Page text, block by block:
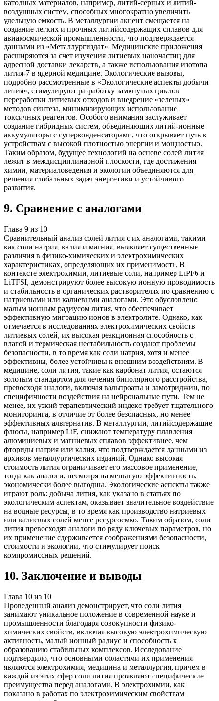
катодных материалов, например, литий-серных и литий-
воздушных систем, способных многократно увеличить
удельную емкость. В металлургии акцент смещается на
создание легких и прочных литийсодержащих сплавов для
авиакосмической промышленности, что подтверждается
данными из «Металлургиздат». Медицинские приложения
расширяются за счет изучения литиевых наночастиц для
адресной доставки лекарств, а также использования изотопа
лития-7 в ядерной медицине. Экологические вызовы,
подробно рассмотренные в «Экологические аспекты добычи
лития», стимулируют разработку замкнутых циклов
переработки литиевых отходов и внедрение «зеленых»
методов синтеза, минимизирующих использование
токсичных реагентов. Особого внимания заслуживает
создание гибридных систем, объединяющих литий-ионные
аккумуляторы с суперконденсаторами, что открывает путь к
устройствам с высокой плотностью энергии и мощностью.
Таким образом, будущее технологий на основе солей лития
лежит в междисциплинарной плоскости, где достижения
химии, материаловедения и экологии объединяются для
решения глобальных задач энергетики и устойчивого
развития.
9. Сравнение с аналогами
Глава 9 из 10
Сравнительный анализ солей лития с их аналогами, такими
как соли натрия, калия и магния, выявляет существенные
различия в физико-химических и электрохимических
характеристиках, определяющих их применимость. В
контексте электрохимии, литиевые соли, например LiPF6 и
LiTFSI, демонстрируют более высокую ионную проводимость
и стабильность в органических растворителях по сравнению с
натриевыми или калиевыми аналогами. Это обусловлено
малым ионным радиусом лития, что обеспечивает
эффективную миграцию ионов в электролите. Однако, как
отмечается в исследованиях электрохимических свойств
литиевых солей, их высокая реакционная способность с
влагой и термическая нестабильность создают проблемы
безопасности, в то время как соли натрия, хотя и менее
эффективны, более устойчивы к внешним воздействиям. В
медицине, соли лития, такие как карбонат лития, остаются
золотым стандартом для лечения биполярного расстройства,
превосходя аналоги, включая вальпроаты и ламотриджин, по
специфичности воздействия на нейрональные пути. Тем не
менее, их узкий терапевтический индекс требует тщательного
мониторинга, в отличие от более безопасных, но менее
эффективных альтернатив. В металлургии, литийсодержащие
флюсы, например LiF, снижают температуру плавления
алюминиевых и магниевых сплавов эффективнее, чем
фториды натрия или калия, что подтверждается данными из
архивов металлургических изданий. Однако высокая
стоимость лития ограничивает его массовое применение,
тогда как аналоги, несмотря на меньшую эффективность,
экономически более выгодны. Экологические аспекты также
играют роль: добыча лития, как указано в статьях по
экологическим аспектам, оказывает значительное воздействие
на водные ресурсы, в то время как производство натриевых
или калиевых солей менее ресурсоемко. Таким образом, соли
лития превосходят аналоги по ряду ключевых параметров, но
их применение сдерживается соображениями безопасности,
стоимости и экологии, что стимулирует поиск
компромиссных решений.
10. Заключение и выводы
Глава 10 из 10
Проведенный анализ демонстрирует, что соли лития
занимают уникальное положение в современной науке и
промышленности благодаря совокупности физико-
химических свойств, включая высокую электрохимическую
активность, малый ионный радиус и способность к
образованию стабильных комплексов. Исследование
подтвердило, что основными областями их применения
являются электрохимия, медицина и металлургия, причем в
каждой из этих сфер соли лития проявляют специфические
преимущества перед аналогами. В электрохимии, как
показано в работах по электрохимическим свойствам